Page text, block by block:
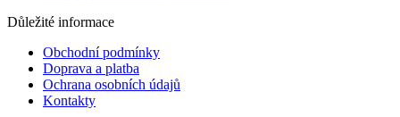
Důležité informace
Obchodní podmínky
Doprava a platba
Ochrana osobních údajů
Kontakty